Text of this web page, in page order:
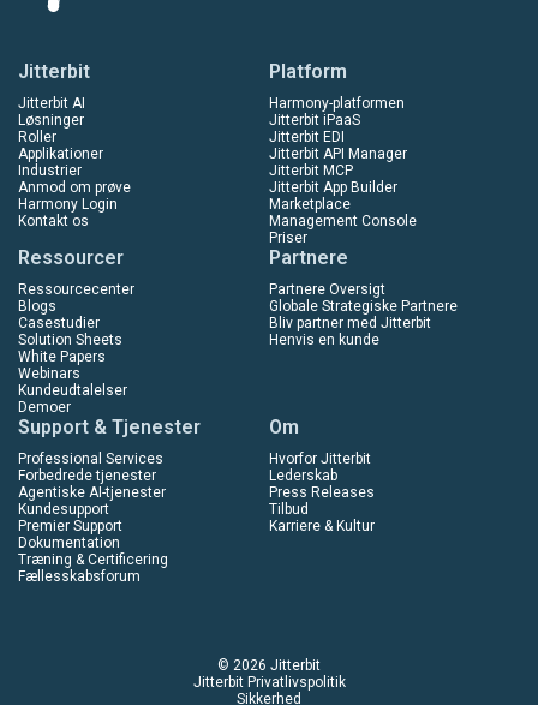
Jitterbit
Jitterbit AI
Løsninger
Roller
Applikationer
Industrier
Anmod om prøve
Harmony Login
Kontakt os
Platform
Harmony-platformen
Jitterbit iPaaS
Jitterbit EDI
Jitterbit API Manager
Jitterbit MCP
Jitterbit App Builder
Marketplace
Management Console
Priser
Ressourcer
Ressourcecenter
Blogs
Casestudier
Solution Sheets
White Papers
Webinars
Kundeudtalelser
Demoer
Partnere
Partnere Oversigt
Globale Strategiske Partnere
Bliv partner med Jitterbit
Henvis en kunde
Support & Tjenester
Professional Services
Forbedrede tjenester
Agentiske AI-tjenester
Kundesupport
Premier Support
Dokumentation
Træning & Certificering
Fællesskabsforum
Om
Hvorfor Jitterbit
Lederskab
Press Releases
Tilbud
Karriere & Kultur
© 2026 Jitterbit
Jitterbit Privatlivspolitik
Sikkerhed